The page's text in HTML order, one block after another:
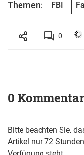
Themen: FBI
0
0
Bitte beachten Sie,
Artikel nur 72